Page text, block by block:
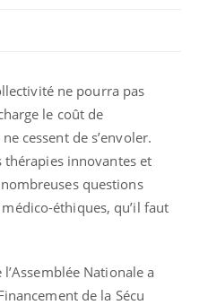
ne pourra pas
le coût de
cessent de s’envoler.
thérapies innovantes et
questions
éthiques, qu’il faut
Nationale a
de la Sécu